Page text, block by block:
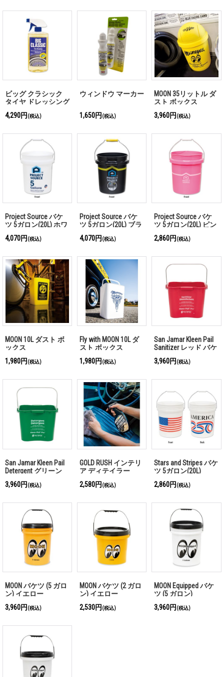
ビッグ クラシック
タイヤ ドレッシング
4,290円 (税込)
ウィンドウ マーカー
1,650円 (税込)
MOON 35リットル ダ
スト ボックス
3,960円 (税込)
Project Source バケ
ツ 5ガロン(20L) ホワ
イト/目盛り付き
4,070円 (税込)
Project Source バケ
ツ 5ガロン(20L) ブラ
ック
4,070円 (税込)
Project Source バケ
ツ 5ガロン(20L) ピン
ク
2,860円 (税込)
MOON 10L ダスト ボ
ックス
1,980円 (税込)
Fly with MOON 10L ダ
スト ボックス
1,980円 (税込)
San Jamar Kleen Pail
Sanitizer レッド バケ
ツ 5L
3,960円 (税込)
San Jamar Kleen Pail
Detergent グリーン
3,960円 (税込)
GOLD RUSH インテリ
ア ディテイラー
2,580円 (税込)
Stars and Stripes バケ
ツ 5ガロン(20L)
2,860円 (税込)
MOON バケツ (5 ガロ
ン) イエロー
3,960円 (税込)
MOON バケツ (2 ガロ
ン) イエロー
2,530円 (税込)
MOON Equipped バケ
ツ (5 ガロン)
3,960円 (税込)